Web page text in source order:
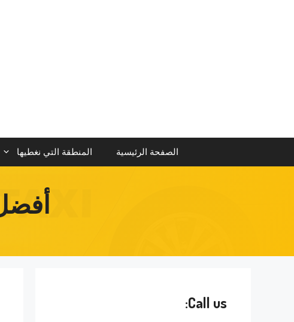
الصفحة الرئيسية المنطقة التي نغطيها
Call us: